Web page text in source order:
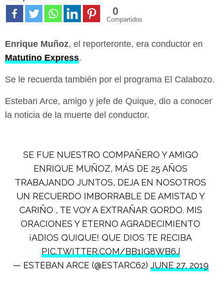
0
Compartidos
Enrique Muñoz, el reporteronte, era conductor en
Matutino Express.
Se le recuerda también por el programa El Calabozo.
Esteban Arce, amigo y jefe de Quique, dio a conocer
la noticia de la muerte del conductor.
SE FUE NUESTRO COMPAÑERO Y AMIGO
ENRIQUE MUÑOZ, MÁS DE 25 AÑOS
TRABAJANDO JUNTOS, DEJA EN NOSOTROS
UN RECUERDO IMBORRABLE DE AMISTAD Y
CARIÑO , TE VOY A EXTRAÑAR GORDO. MIS
ORACIONES Y ETERNO AGRADECIMIENTO
¡ADIOS QUIQUE! QUE DIOS TE RECIBA
PIC.TWITTER.COM/BB1IG8WB6J
— ESTEBAN ARCE (@ESTARC62) JUNE 27, 2019